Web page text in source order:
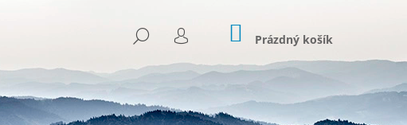
HLEDAT
PŘIHLÁŠENÍ
NÁKUPNÍ
KOŠÍK
Prázdný košík